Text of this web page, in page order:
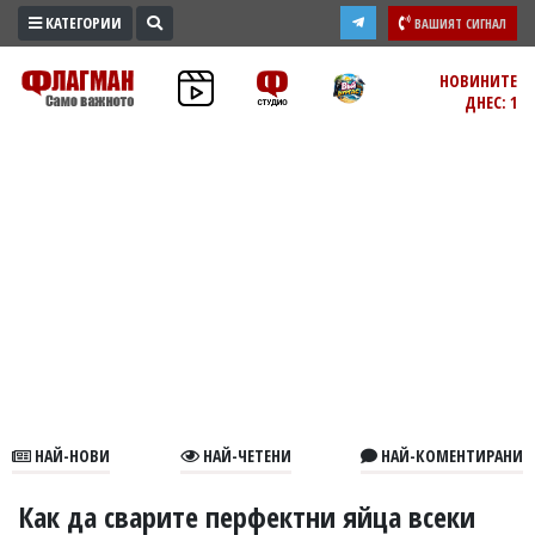
ПРОМО
ЗОНА
В
КАТЕГОРИИ ВАШИЯТ СИГНАЛ
НОВИНИТЕ
ДНЕС: 1
НАЙ-НОВИ НАЙ-ЧЕТЕНИ НАЙ-КОМЕНТИРАНИ
Как да сварите перфектни яйца всеки